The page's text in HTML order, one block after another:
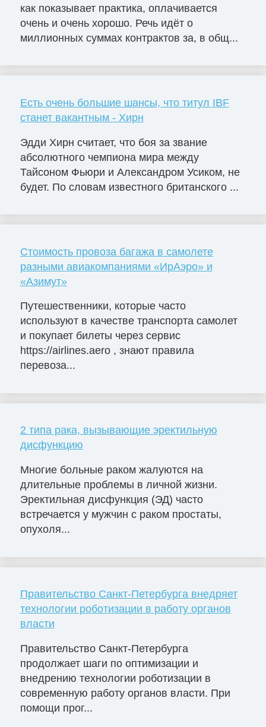
как показывает практика, оплачивается
очень и очень хорошо. Речь идёт о
миллионных суммах контрактов за, в общ...
Есть очень большие шансы, что титул IBF
станет вакантным - Хирн
Эдди Хирн считает, что боя за звание
абсолютного чемпиона мира между
Тайсоном Фьюри и Александром Усиком, не
будет. По словам известного британского ...
Стоимость провоза багажа в самолете
разными авиакомпаниями «ИрАэро» и
«Азимут»
Путешественники, которые часто
используют в качестве транспорта самолет
и покупает билеты через сервис
https://airlines.aero , знают правила
перевоза...
2 типа рака, вызывающие эректильную
дисфункцию
Многие больные раком жалуются на
длительные проблемы в личной жизни.
Эректильная дисфункция (ЭД) часто
встречается у мужчин с раком простаты,
опухоля...
Правительство Санкт-Петербурга внедряет
технологии роботизации в работу органов
власти
Правительство Санкт-Петербурга
продолжает шаги по оптимизации и
внедрению технологии роботизации в
современную работу органов власти. При
помощи прог...